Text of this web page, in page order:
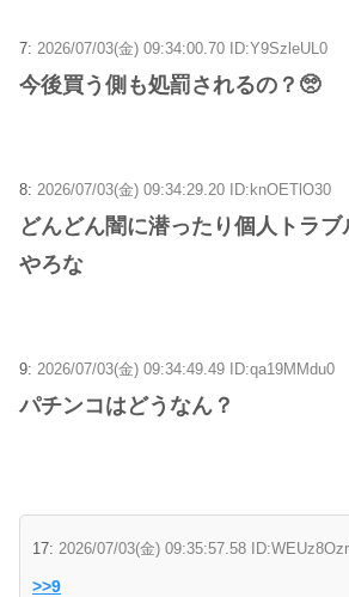
7: 2026/07/03(金) 09:34:00.70 ID:Y9SzleUL0
今後買う側も処罰されるの？🥺
8: 2026/07/03(金) 09:34:29.20 ID:knOETlO30
どんどん闇に潜ったり個人トラ
やろな
9: 2026/07/03(金) 09:34:49.49 ID:qa19MMdu0
パチンコはどうなん？
17: 2026/07/03(金) 09:35:57.58
>>9